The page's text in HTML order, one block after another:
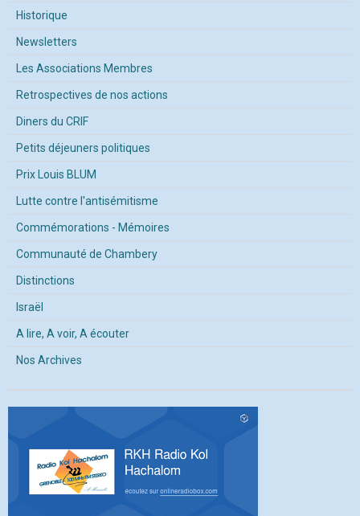
Historique
Newsletters
Les Associations Membres
Retrospectives de nos actions
Diners du CRIF
Petits déjeuners politiques
Prix Louis BLUM
Lutte contre l'antisémitisme
Commémorations - Mémoires
Communauté de Chambery
Distinctions
Israël
A lire, A voir, A écouter
Nos Archives